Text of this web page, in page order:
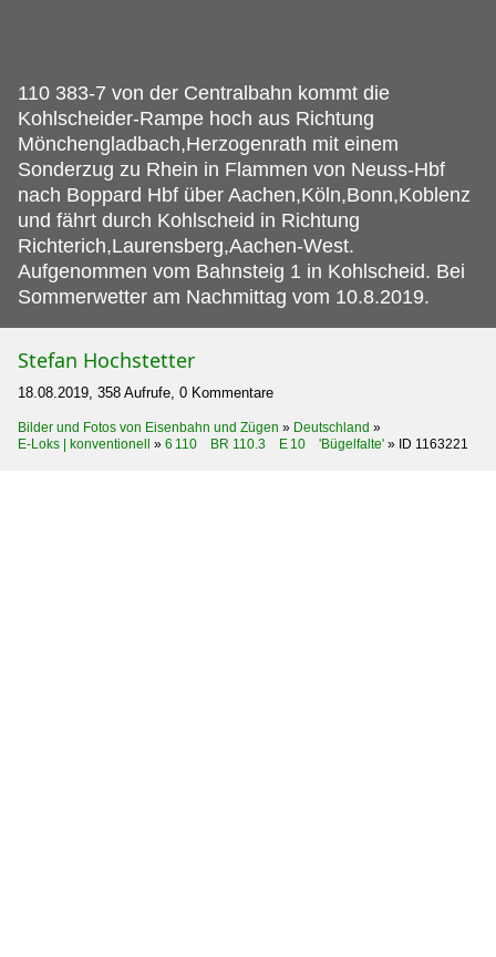
110 383-7 von der Centralbahn kommt die
Kohlscheider-Rampe hoch aus Richtung
Mönchengladbach,Herzogenrath mit einem
Sonderzug zu Rhein in Flammen von Neuss-Hbf
nach Boppard Hbf über Aachen,Köln,Bonn,Koblenz
und fährt durch Kohlscheid in Richtung
Richterich,Laurensberg,Aachen-West.
Aufgenommen vom Bahnsteig 1 in Kohlscheid. Bei
Sommerwetter am Nachmittag vom 10.8.2019.
Stefan Hochstetter
18.08.2019, 358 Aufrufe, 0 Kommentare
Bilder und Fotos von Eisenbahn und Zügen » Deutschland »
E-Loks | konventionell » 6 110 BR 110.3 E 10 'Bügelfalte' » ID 1163221